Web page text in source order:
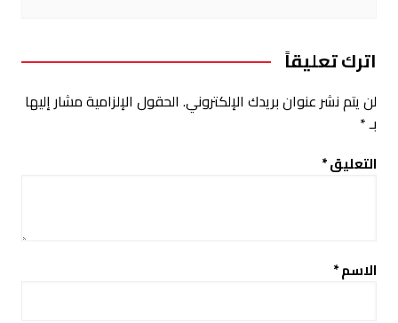
اترك تعليقاً
لن يتم نشر عنوان بريدك الإلكتروني. الحقول الإلزامية مشار إليها
بـ*
التعليق*
الاسم*